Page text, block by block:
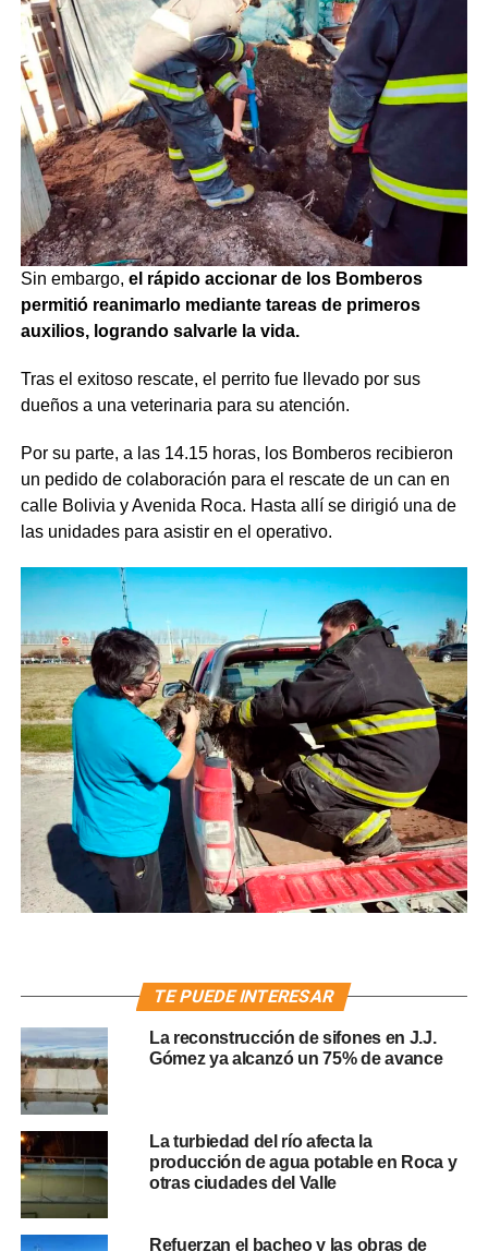
Sin embargo, el rápido accionar de los Bomberos
permitió reanimarlo mediante tareas de primeros
auxilios, logrando salvarle la vida.
Tras el exitoso rescate, el perrito fue llevado por sus
dueños a una veterinaria para su atención.
Por su parte, a las 14.15 horas, los Bomberos recibieron
un pedido de colaboración para el rescate de un can en
calle Bolivia y Avenida Roca. Hasta allí se dirigió una de
las unidades para asistir en el operativo.
TE PUEDE INTERESAR
La reconstrucción de sifones en J.J.
Gómez ya alcanzó un 75% de avance
La turbiedad del río afecta la
producción de agua potable en Roca y
otras ciudades del Valle
Refuerzan el bacheo y las obras de